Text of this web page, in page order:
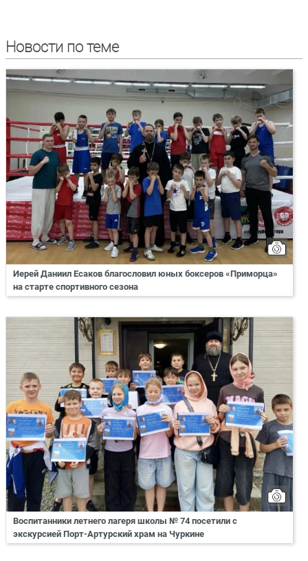
Новости по теме
Иерей Даниил Есаков благословил юных боксеров «Приморца»
на старте спортивного сезона
Воспитанники летнего лагеря школы № 74 посетили с
экскурсией Порт-Артурский храм на Чуркине